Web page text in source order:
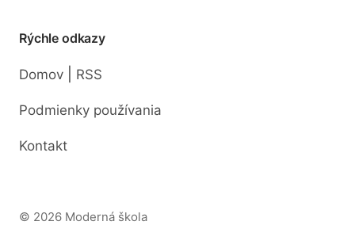
Rýchle odkazy
Domov RSS
Podmienky používania
Kontakt
© 2026 Moderná škola